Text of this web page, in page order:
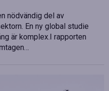
nödvändig del av
En ny global studie
är komplex.I rapporten